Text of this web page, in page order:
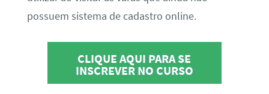
possuem sistema de cadastro online.
CLIQUE AQUI PARA SE
INSCREVER NO CURSO